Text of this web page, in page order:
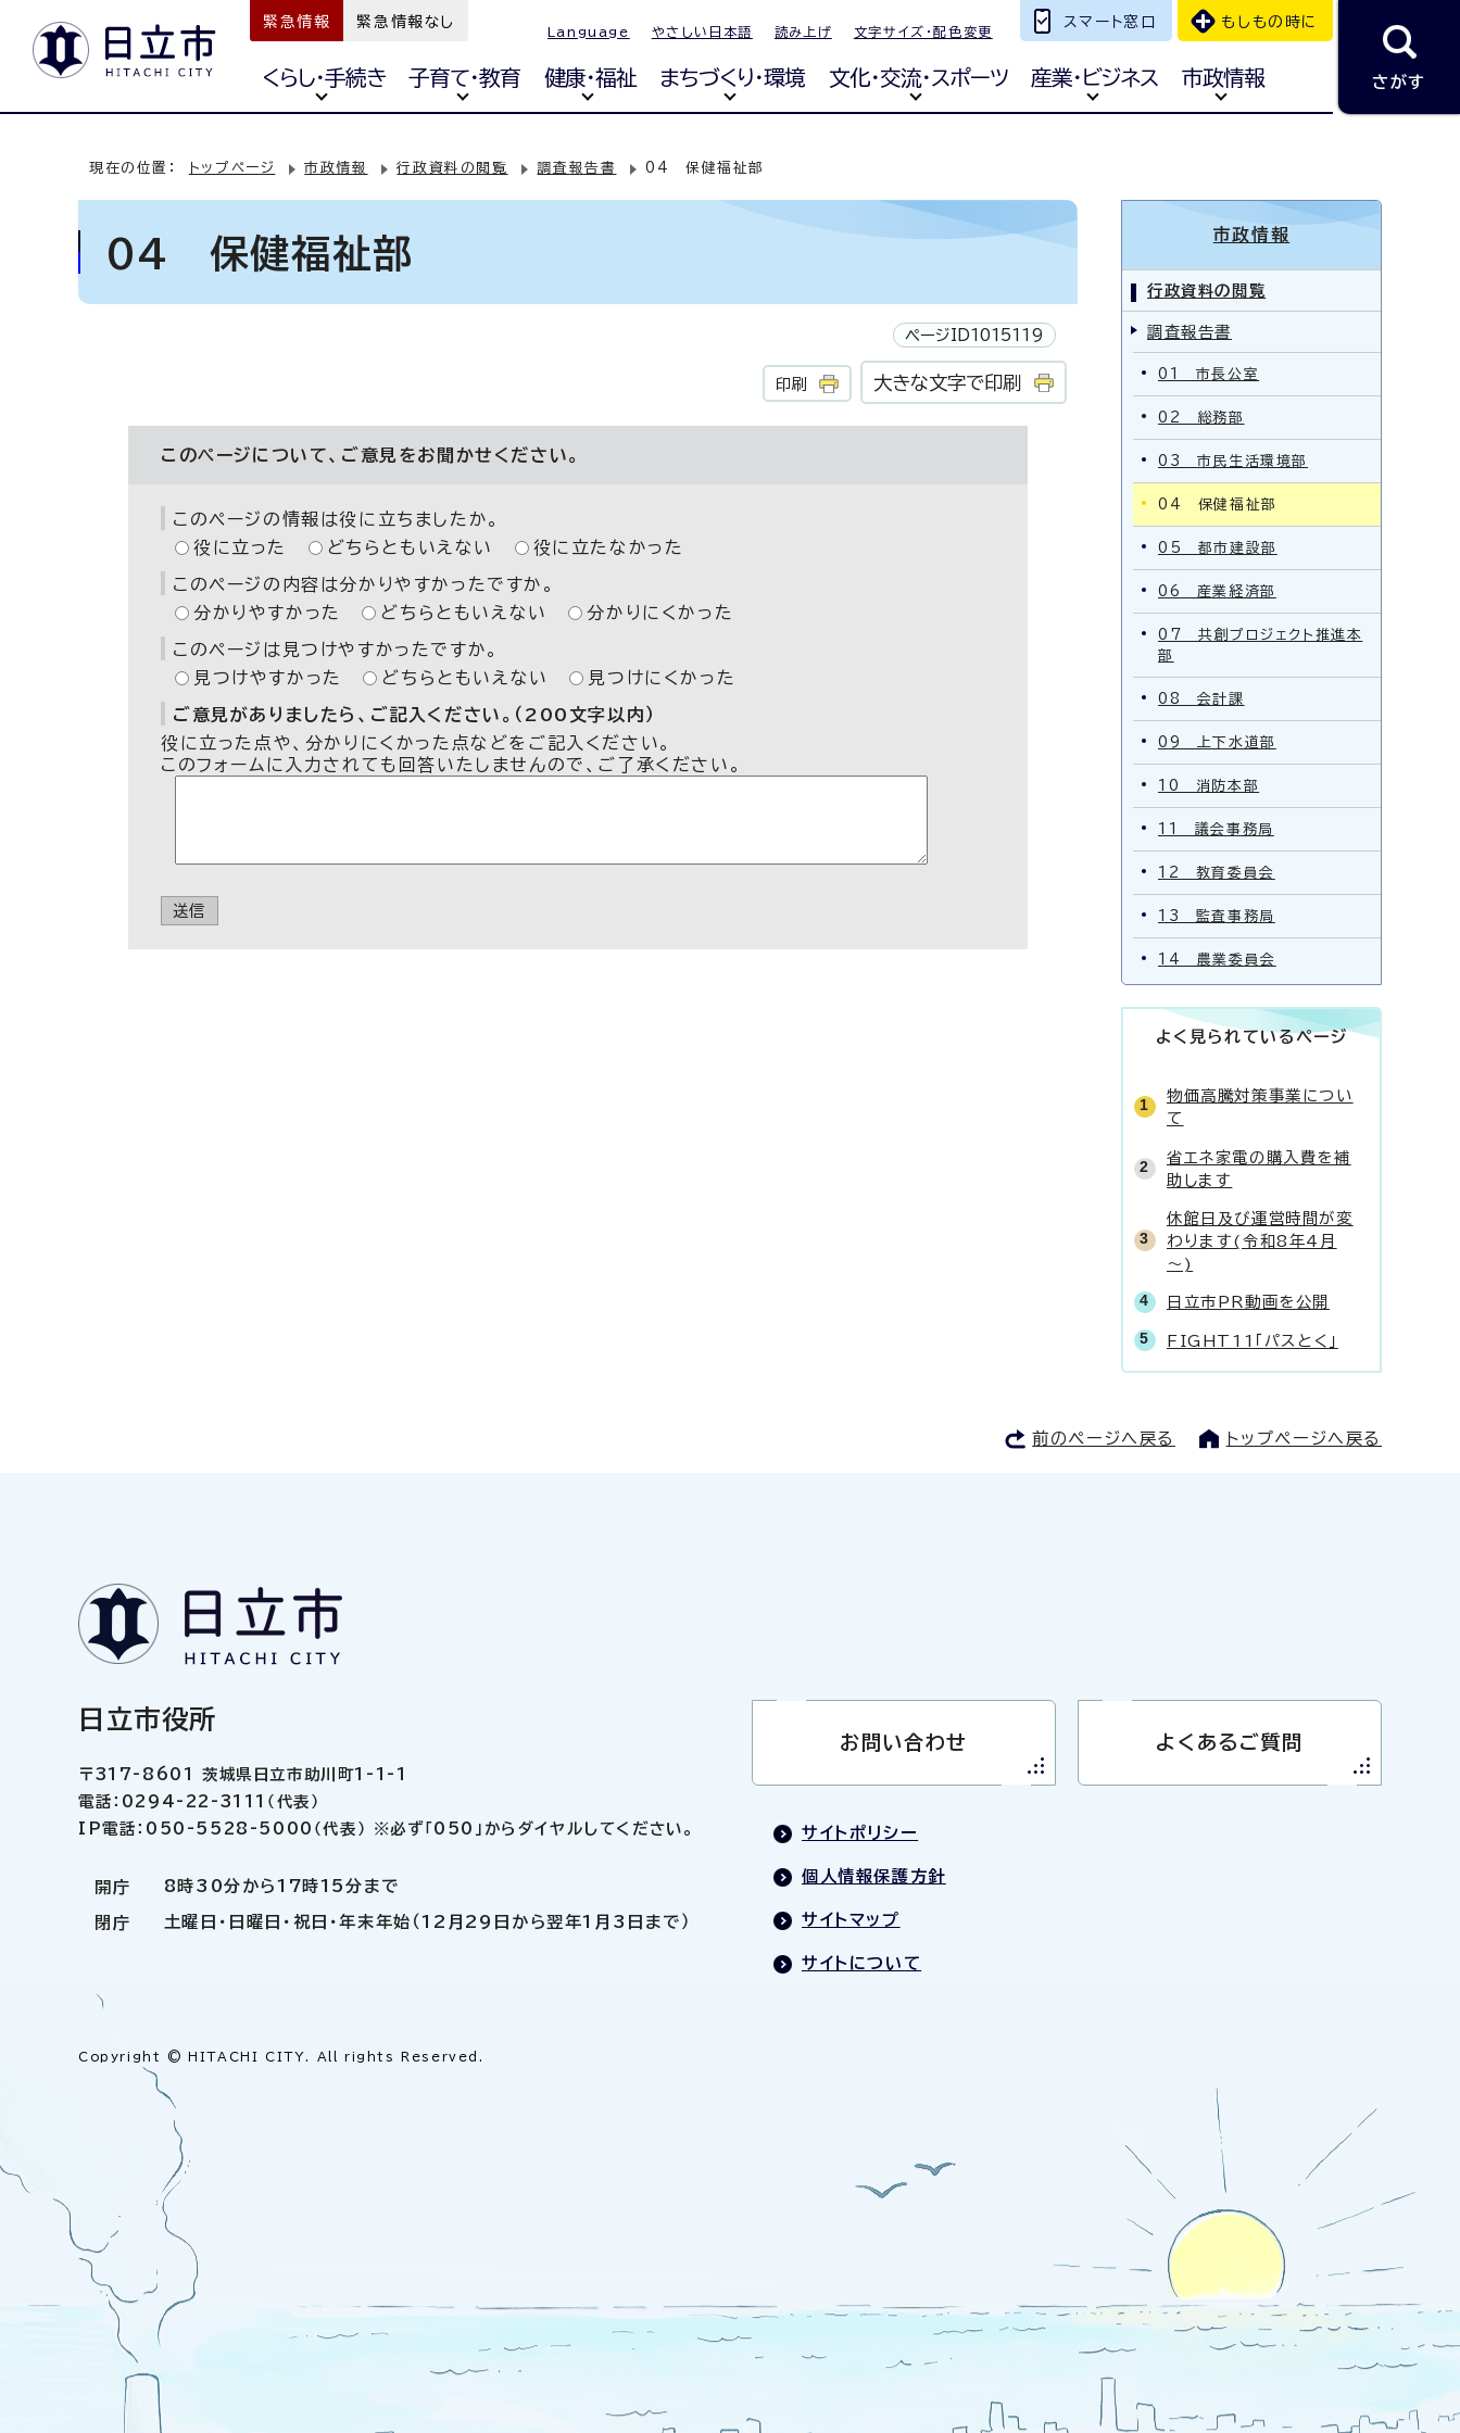
緊急情報 緊急情報なし
Language やさしい日本語 読み上げ 文字サイズ・配色変更
スマート窓口 もしもの時に
くらし・手続き 子育て・教育 健康・福祉 まちづくり・環境 文化・交流・スポーツ 産業・ビジネス 市政情報 さがす
現在の位置： トップページ 市政情報 行政資料の閲覧 調査報告書 04 保健福祉部
04 保健福祉部
ページID1015119
印刷 大きな文字で印刷
このページについて、ご意見をお聞かせください。
このページの情報は役に立ちましたか。
役に立った
どちらともいえない 役に立たなかった
このページの内容は分かりやすかったですか。
分かりやすかった
どちらともいえない 分かりにくかった
このページは見つけやすかったですか。
見つけやすかった
どちらともいえない 見つけにくかった
ご意見がありましたら、ご記入ください。（200文字以内）
役に立った点や、分かりにくかった点などをご記入ください。
このフォームに入力されても回答いたしませんので、ご了承ください。
送信
市政情報
行政資料の閲覧
調査報告書
01 市長公室
02 総務部
03 市民生活環境部
04 保健福祉部
05 都市建設部
06 産業経済部
07 共創プロジェクト推進本
部
08 会計課
09 上下水道部
10 消防本部
11 議会事務局
12 教育委員会
13 監査事務局
14 農業委員会
よく見られているページ
物価高騰対策事業につい
て
省エネ家電の購入費を補
助します
休館日及び運営時間が変
わります(令和8年4月
～)
日立市PR動画を公開
FIGHT11「パスとく」
前のページへ戻る トップページへ戻る
日立市役所
〒317-8601 茨城県日立市助川町1-1-1
電話：0294-22-3111（代表）
IP電話：050-5528-5000（代表） ※必ず「050」からダイヤルしてください。
開庁 8時30分から17時15分まで
閉庁 土曜日・日曜日・祝日・年末年始（12月29日から翌年1月3日まで）
お問い合わせ よくあるご質問
サイトポリシー
個人情報保護方針
サイトマップ
サイトについて
Copyright © HITACHI CITY. All rights Reserved.